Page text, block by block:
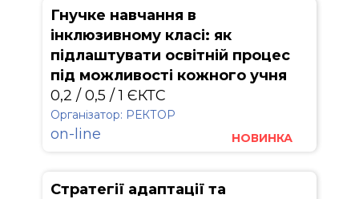
Гнучке навчання в
інклюзивному класі: як
підлаштувати освітній процес
під можливості кожного учня
0,2 / 0,5 / 1 ЄКТС
Організатор: РЕКТОР
on-line НОВИНКА
Стратегії адаптації та